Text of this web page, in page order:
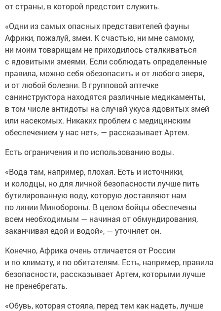
от страны, в которой предстоит служить.
«Одни из самых опасных представителей фауны
Африки, пожалуй, змеи. К счастью, ни мне самому,
ни моим товарищам не приходилось сталкиваться
с ядовитыми змеями. Если соблюдать определенные
правила, можно себя обезопасить и от любого зверя,
и от любой болезни. В групповой аптечке
санинструктора находятся различные медикаменты,
в том числе антидоты на случай укуса ядовитых змей
или насекомых. Никаких проблем с медицинским
обеспечением у нас нет», — рассказывает Артем.
Есть ограничения и по использованию воды.
«Вода там, например, плохая. Есть и источники,
и колодцы, но для личной безопасности лучше пить
бутилированную воду, которую доставляют нам
по линии Минобороны. В целом бойцы обеспечены
всем необходимым — начиная от обмундирования,
заканчивая едой и водой», — уточняет он.
Конечно, Африка очень отличается от России
и по климату, и по обитателям. Есть, например, правила
безопасности, рассказывает Артем, которыми лучше
не пренебрегать.
«Обувь, которая стояла, перед тем как надеть, лучше